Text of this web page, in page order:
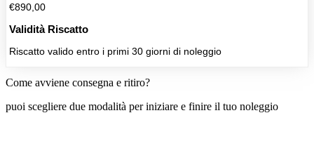
€890,00
Validità Riscatto
Riscatto valido entro i primi 30 giorni di noleggio
Come avviene consegna e ritiro?
puoi scegliere due modalità per iniziare e finire il tuo noleggio